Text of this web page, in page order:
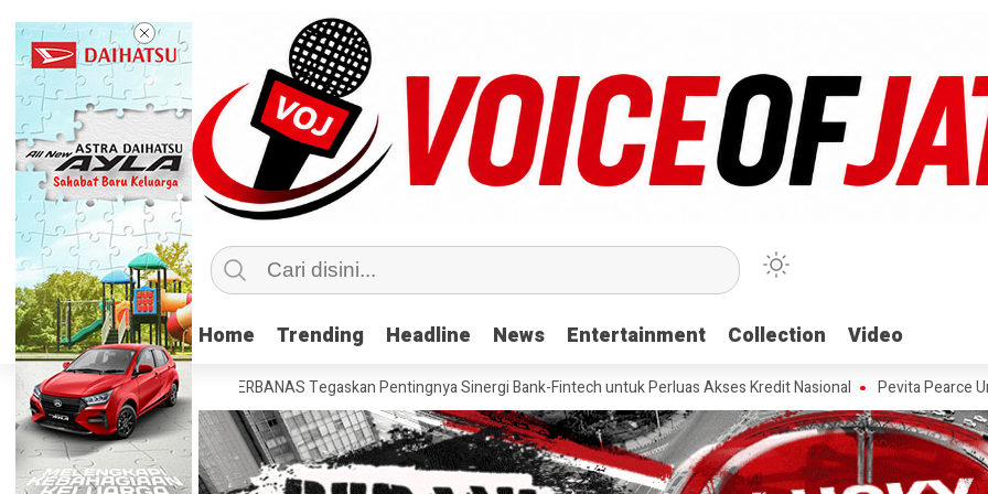
Home Trending Headline News Entertainment Collection Video
Home Trending Headline News Entertainment Collection Video
AFTECH dan PERBANAS Tegaskan Pentingnya Sinergi Bank-Fintech untuk Perluas Akses Kredit Nasional Pevita Pearce Ungkap